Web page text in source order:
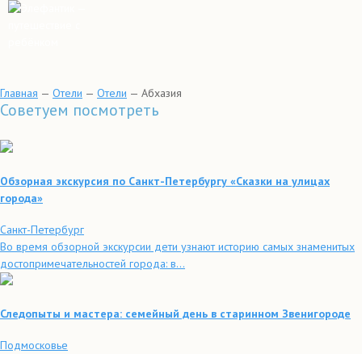
Главная — Отели — Отели — Абхазия
Советуем посмотреть
Обзорная экскурсия по Санкт-Петербургу «Сказки на улицах
города»
Санкт-Петербург
Во время обзорной экскурсии дети узнают историю самых знаменитых
достопримечательностей города: в...
Следопыты и мастера: семейный день в старинном Звенигороде
Подмосковье